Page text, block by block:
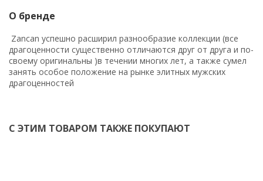
О бренде
Zancan успешно расширил разнообразие коллекции (все
драгоценности существенно отличаются друг от друга и по-
своему оригинальны )в течении многих лет, а также сумел
занять особое положение на рынке элитных мужских
драгоценностей
С ЭТИМ ТОВАРОМ ТАКЖЕ ПОКУПАЮТ